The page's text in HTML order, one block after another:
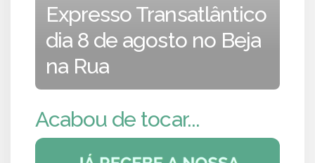
Expresso Transatlântico
dia 8 de agosto no Beja
na Rua
Acabou de tocar...